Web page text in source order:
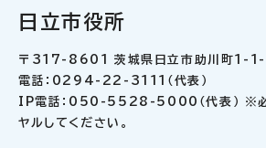
日立市役所
〒317-8601 茨城県日立市助川町1-1-
電話：0294-22-3111（代表）
IP電話：050-5528-5000（代表） ※必
ヤルしてください。